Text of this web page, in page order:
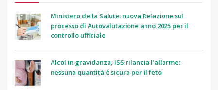
Ministero della Salute: nuova Relazione sul
processo di Autovalutazione anno 2025 per il
controllo ufficiale
Alcol in gravidanza, ISS rilancia l’allarme:
nessuna quantità è sicura per il feto